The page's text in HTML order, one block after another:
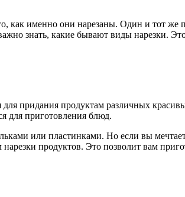
как именно они нарезаны. Один и тот же
знать, какие бывают виды нарезки.
придания продуктам различных
для приготовления блюд.
или пластинками. Но если вы
продуктов. Это позволит вам